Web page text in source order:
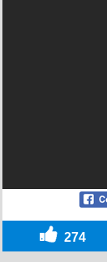
274